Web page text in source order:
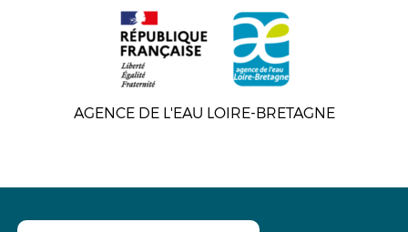
AGENCE DE L'EAU LOIRE-BRETAGNE